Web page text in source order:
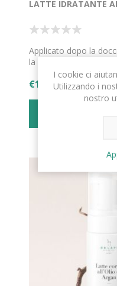
LATTE IDRATANTE
Applicato dopo la
la sua naturale
€18,00
I cookie ci
Utilizzando i
nostro